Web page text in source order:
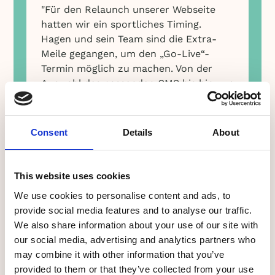
Consent Details About
This website uses cookies
We use cookies to personalise content and ads, to
provide social media features and to analyse our traffic.
We also share information about your use of our site with
our social media, advertising and analytics partners who
may combine it with other information that you’ve
provided to them or that they’ve collected from your use
"Für den Relaunch unserer Webseite
hatten wir ein sportliches Timing.
Hagen und sein Team sind die Extra-
Meile gegangen, um den „Go-Live“-
Termin möglich zu machen. Von der
Auswahl des passenden CMS bis hin zur
technischen Umsetzung der Seite –
melantech hat sich in jeder Phase des
Projekts als der richtige Partner
Sebastian Pfeuffer-Lieb
Digital Verantwortlicher bei Design
Offices GmbH